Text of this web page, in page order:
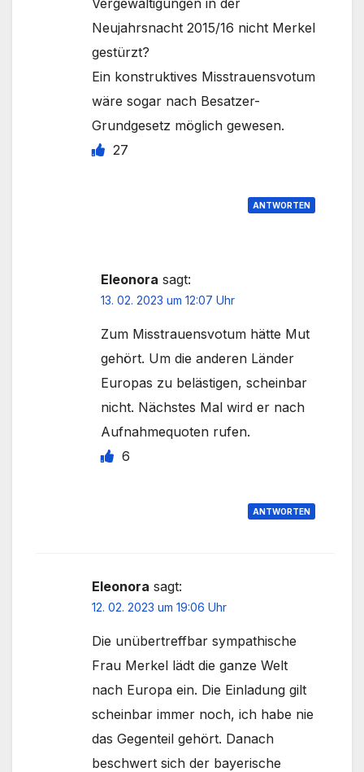
Vergewaltigungen in der
Neujahrsnacht 2015/16 nicht Merkel
gestürzt?
Ein konstruktives Misstrauensvotum
wäre sogar nach Besatzer-
Grundgesetz möglich gewesen.
27
ANTWORTEN
Eleonora sagt:
13. 02. 2023 um 12:07 Uhr
Zum Misstrauensvotum hätte Mut
gehört. Um die anderen Länder
Europas zu belästigen, scheinbar
nicht. Nächstes Mal wird er nach
Aufnahmequoten rufen.
6
ANTWORTEN
Eleonora sagt:
12. 02. 2023 um 19:06 Uhr
Die unübertreffbar sympathische
Frau Merkel lädt die ganze Welt
nach Europa ein. Die Einladung gilt
scheinbar immer noch, ich habe nie
das Gegenteil gehört. Danach
beschwert sich der bayerische